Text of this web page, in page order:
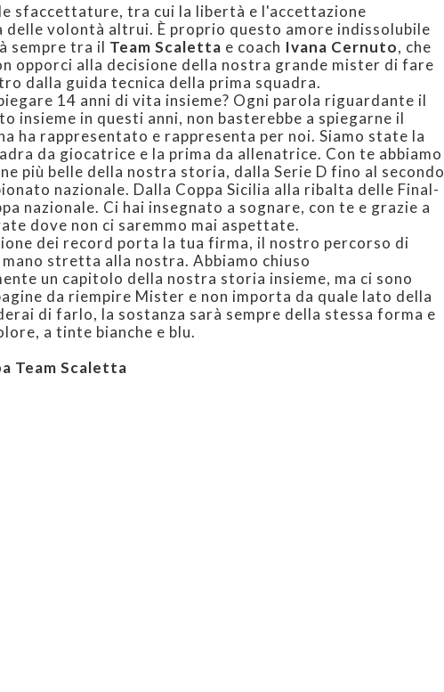
sfaccettature, tra cui la libertà e l'accettazione
delle volontà altrui. È proprio questo amore indissolubile
sempre tra il Team Scaletta e coach Ivana Cernuto, che
opporci alla decisione della nostra grande mister di fare
dalla guida tecnica della prima squadra.
14 anni di vita insieme? Ogni parola riguardante il
insieme in questi anni, non basterebbe a spiegarne il
ha rappresentato e rappresenta per noi. Siamo state la
da giocatrice e la prima da allenatrice. Con te abbiamo
più belle della nostra storia, dalla Serie D fino al secondo
nazionale. Dalla Coppa Sicilia alla ribalta delle Final-
nazionale. Ci hai insegnato a sognare, con te e grazie a
dove non ci saremmo mai aspettate.
dei record porta la tua firma, il nostro percorso di
stretta alla nostra. Abbiamo chiuso
un capitolo della nostra storia insieme, ma ci sono
da riempire Mister e non importa da quale lato della
di farlo, la sostanza sarà sempre della stessa forma e
a tinte bianche e blu.
Team Scaletta